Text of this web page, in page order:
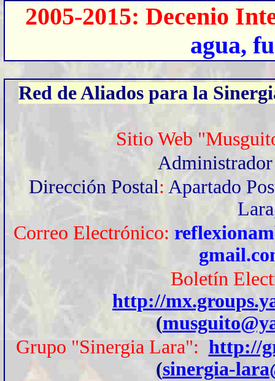
2005-2015: Decenio
agua,
Red de Aliados para la
Sitio Web
Dirección Postal: Apartado
Correo Electrónico:
Boletín
http://
(
Grupo "Sinergia Lara": http://
(sinergia-